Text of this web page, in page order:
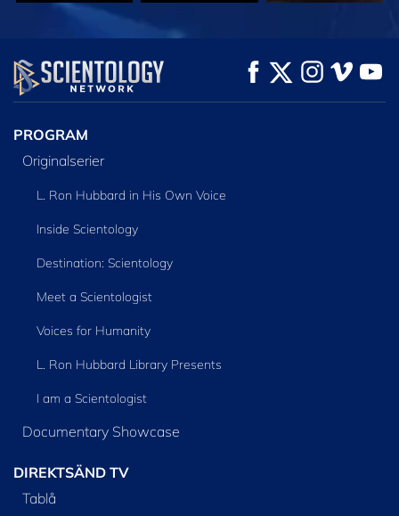
TITTA
UTFORSKA
SERIEN
PROGRAM
Originalserier
L. Ron Hubbard in His Own Voice
Inside Scientology
Destination: Scientology
Meet a Scientologist
Voices for Humanity
L. Ron Hubbard Library Presents
I am a Scientologist
Documentary Showcase
DIREKTSÄND TV
Tablå